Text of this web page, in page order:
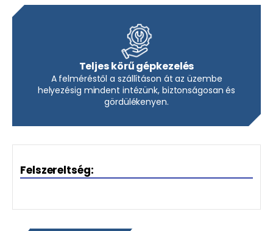
Teljes körű gépkezelés
A felméréstől a szállításon át az üzembe
helyezésig mindent intézünk, biztonságosan és
gördülékenyen.
Felszereltség: